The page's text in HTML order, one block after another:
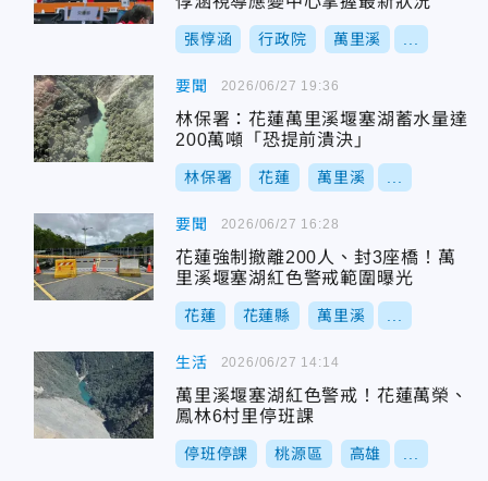
張惇涵 行政院 萬里溪
要聞
林保署：花蓮萬里溪堰塞湖蓄水量達
200萬噸「恐提前潰決」
林保署 花蓮 萬里溪
2026/06/27 19:36
要聞
花蓮強制撤離200人、封3座橋！萬
里溪堰塞湖紅色警戒範圍曝光
花蓮 花蓮縣 萬里溪
2026/06/27 16:28
生活
萬里溪堰塞湖紅色警戒！花蓮萬榮、
鳳林6村里停班課
停班停課 桃源區 高雄
2026/06/27 14:14